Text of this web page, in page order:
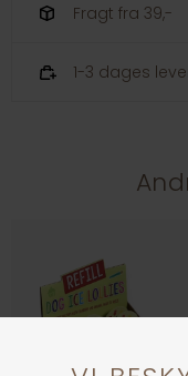
Fragt fra 39,-
1-3 dages